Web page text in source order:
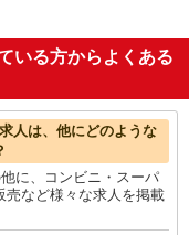
いる方からよくある
人は、他にどのような
に、コンビニ・スーパ
売など様々な求人を掲載